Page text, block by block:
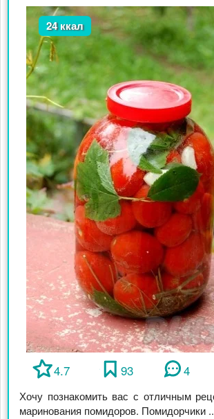
24 ккал
4.7 93 4
Хочу познакомить вас с отличным
маринования помидоров. Помидорчики